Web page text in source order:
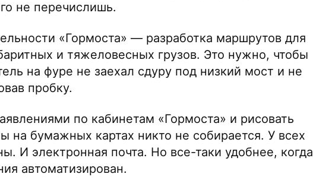
не перечислишь.
«Гормоста» — разработка маршрутов для
и тяжеловесных грузов. Это нужно, чтобы
на фуре не заехал сдуру под низкий мост и не
пробку.
по кабинетам «Гормоста» и рисовать
на бумажных картах никто не собирается. У всех
И электронная почта. Но все-таки удобнее, когда
автоматизирован.